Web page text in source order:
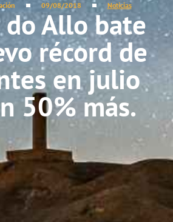
09/08/2018 Noticias
do Allo bate
récord de
en julio
50% más.